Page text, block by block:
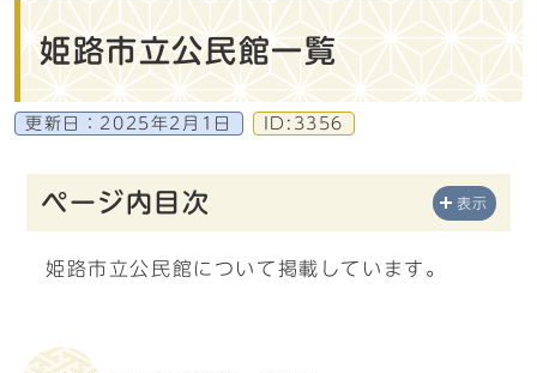
姫路市立公民館一覧
更新日： 2025年2月1日 ID:3356
ページ内目次 表示
姫路市立公民館について掲載しています。